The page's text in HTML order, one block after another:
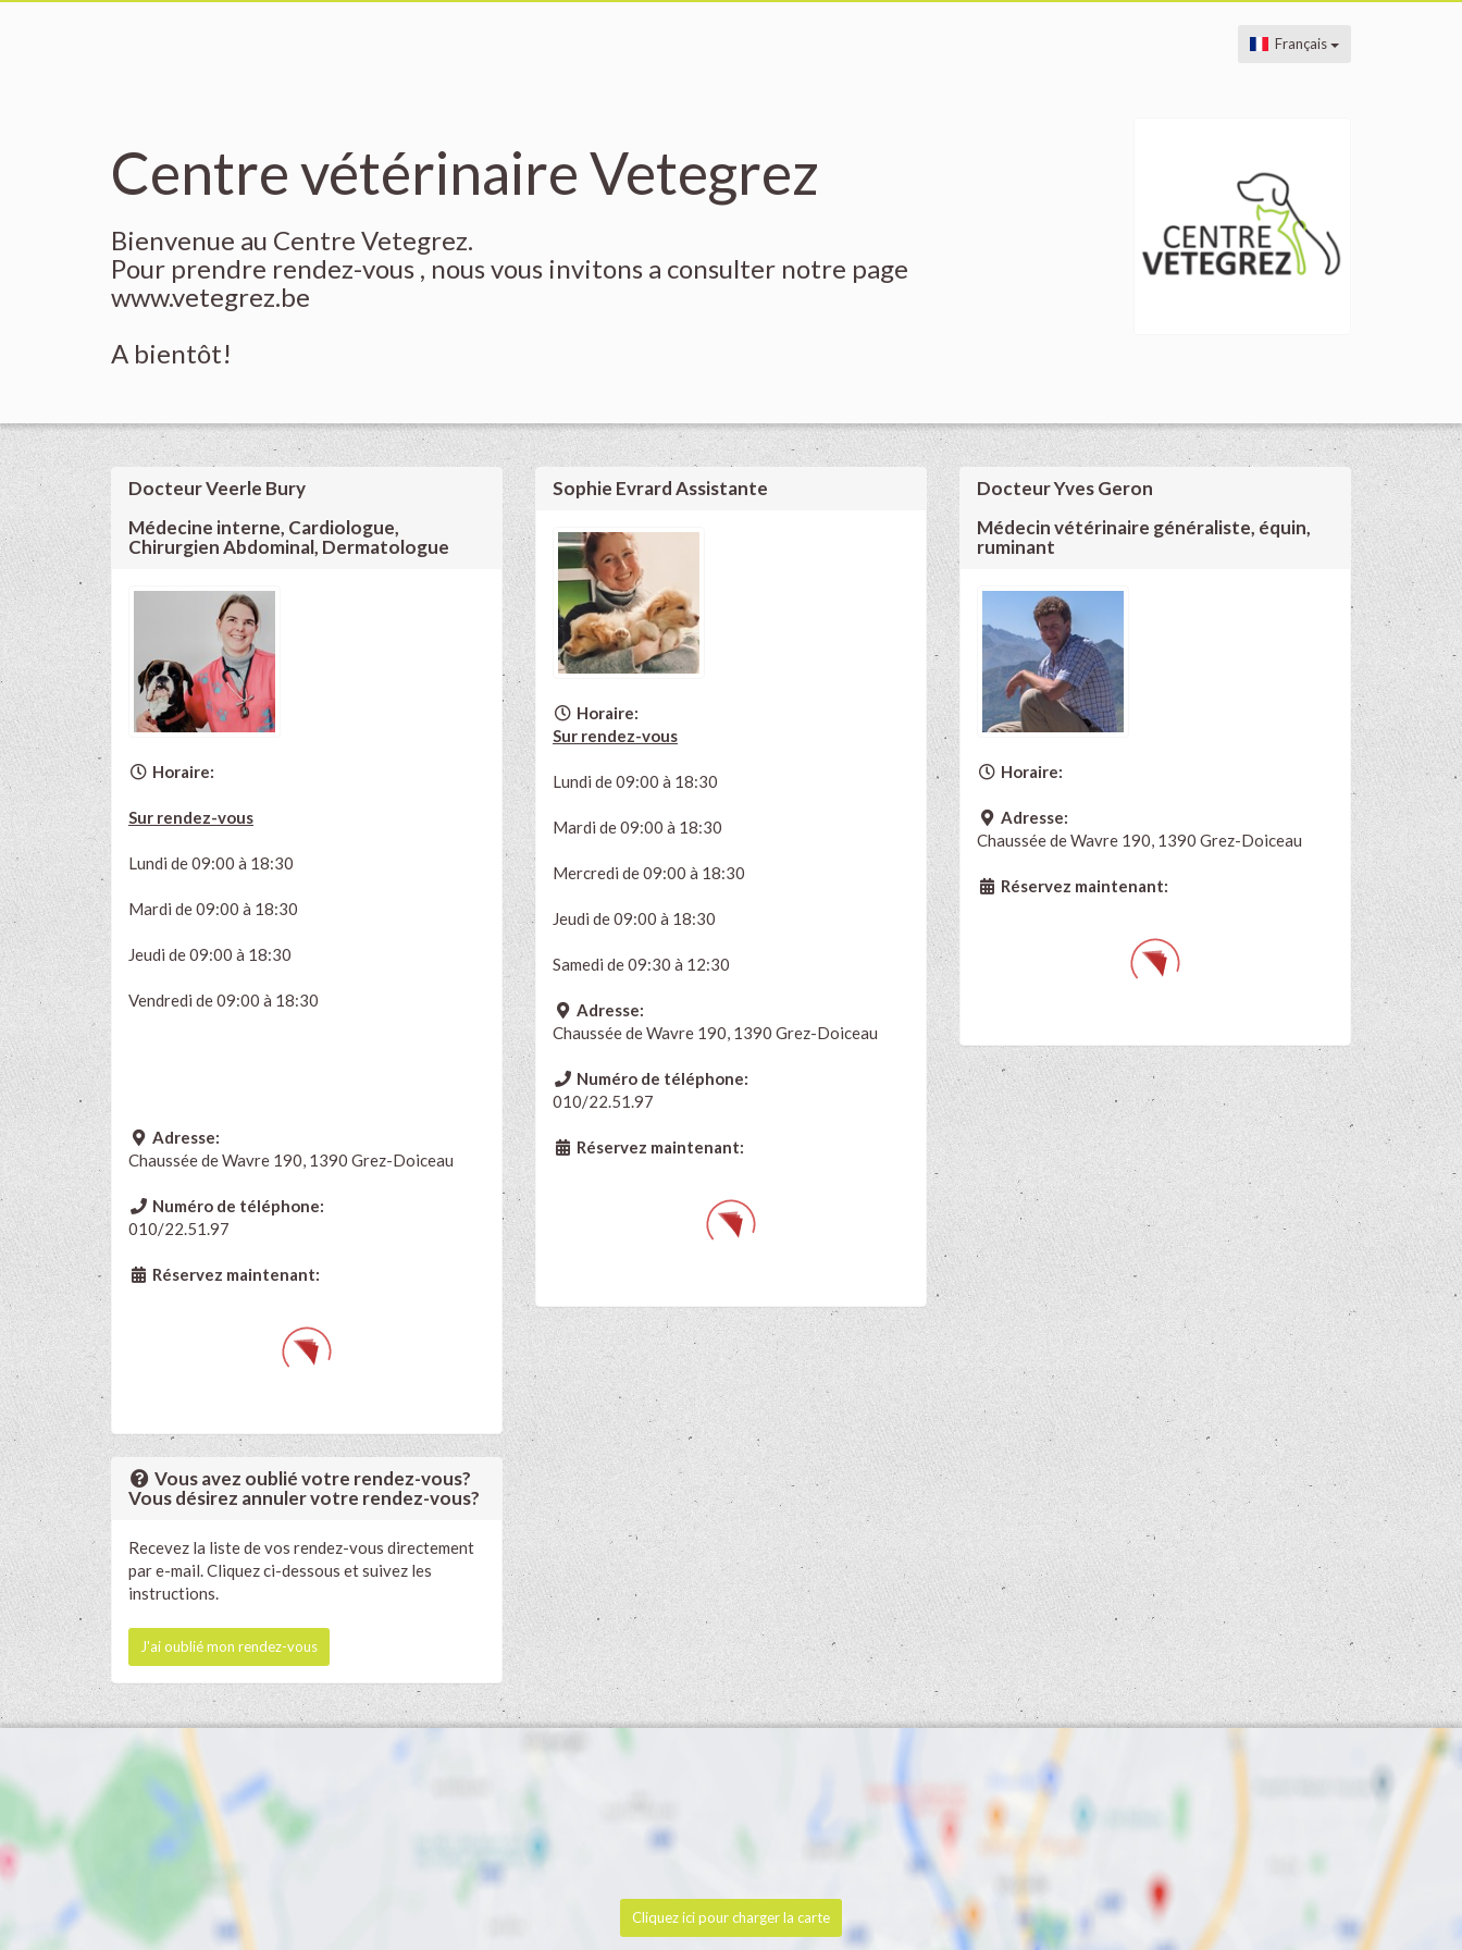
Français
Centre vétérinaire Vetegrez
Bienvenue au Centre Vetegrez.
Pour prendre rendez-vous , nous vous invitons a consulter notre page
www.vetegrez.be
A bientôt!
Docteur Veerle Bury
Médecine interne, Cardiologue,
Chirurgien Abdominal, Dermatologue
Horaire:
Sur rendez-vous
Lundi de 09:00 à 18:30
Mardi de 09:00 à 18:30
Jeudi de 09:00 à 18:30
Vendredi de 09:00 à 18:30
Adresse:
Chaussée de Wavre 190, 1390 Grez-Doiceau
Numéro de téléphone:
010/22.51.97
Réservez maintenant:
Sophie Evrard Assistante
Horaire:
Sur rendez-vous
Lundi de 09:00 à 18:30
Mardi de 09:00 à 18:30
Mercredi de 09:00 à 18:30
Jeudi de 09:00 à 18:30
Samedi de 09:30 à 12:30
Adresse:
Chaussée de Wavre 190, 1390 Grez-Doiceau
Numéro de téléphone:
010/22.51.97
Réservez maintenant:
Docteur Yves Geron
Médecin vétérinaire généraliste, équin,
ruminant
Horaire:
Adresse:
Chaussée de Wavre 190, 1390 Grez-Doiceau
Réservez maintenant:
Vous avez oublié votre rendez-vous?
Vous désirez annuler votre rendez-vous?
Recevez la liste de vos rendez-vous directement
par e-mail. Cliquez ci-dessous et suivez les
instructions.
J'ai oublié mon rendez-vous
Cliquez ici pour charger la carte